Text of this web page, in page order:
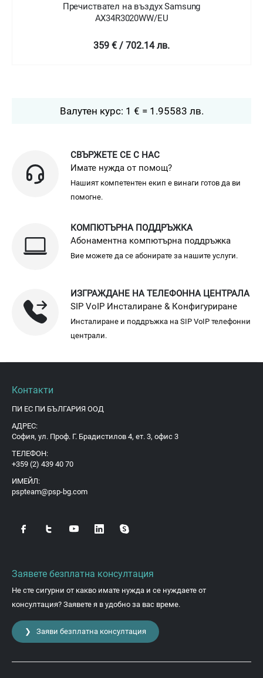
Пречиствател на въздух Samsung
AX34R3020WW/EU
359 € / 702.14 лв.
Валутен курс: 1 € = 1.95583 лв.
СВЪРЖЕТЕ СЕ С НАС
Имате нужда от помощ?
Нашият компетентен екип е винаги готов да ви
помогне.
КОМПЮТЪРНА ПОДДРЪЖКА
Абонаментна компютърна поддръжка
Вие можете да се абонирате за нашите услуги.
ИЗГРАЖДАНЕ НА ТЕЛЕФОННА ЦЕНТРАЛА
SIP VoIP Инсталиране & Конфигуриране
Инсталиране и поддръжка на SIP VoIP телефонни
централи.
Контакти
ПИ ЕС ПИ БЪЛГАРИЯ ООД
АДРЕС:
София, ул. Проф. Г. Брадистилов 4, ет. 3, офис 3
ТЕЛЕФОН:
+359 (2) 439 40 70
ИМЕЙЛ:
pspteam@psp-bg.com
Заявете безплатна консултация
Не сте сигурни от какво имате нужда и се нуждаете от
консултация? Заявете я в удобно за вас време.
❯ Заяви безплатна консултация